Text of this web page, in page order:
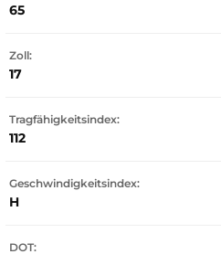
65
Zoll:
17
Tragfähigkeitsindex:
112
Geschwindigkeitsindex:
H
DOT: